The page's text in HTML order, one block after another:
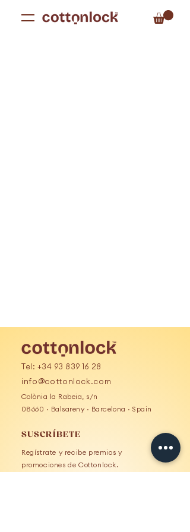
Tel: +34 93 839 16 28
info@cottonlock.com
Colònia la Rabeia, s/n
08660 · Balsareny · Barcelona · Spain
SUSCRÍBETE
Regístrate y recibe premios y
promociones de Cottonlock.